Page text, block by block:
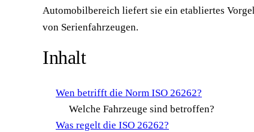
Automobilbereich liefert sie ein etabliertes
von Serienfahrzeugen.
Inhalt
Wen betrifft die Norm ISO 26262?
Welche Fahrzeuge sind betroffen?
Was regelt die ISO 26262?